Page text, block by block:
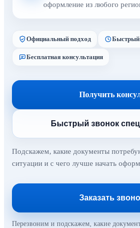
оформление из любого
Официальный подход Быстрый
Бесплатная консультация
Получить
Быстрый звонок
Подскажем, какие документы
ситуации и с чего лучше начать
Заказать
Перезвоним и подскажем, какие